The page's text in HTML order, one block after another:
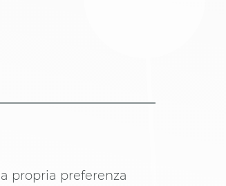
propria preferenza